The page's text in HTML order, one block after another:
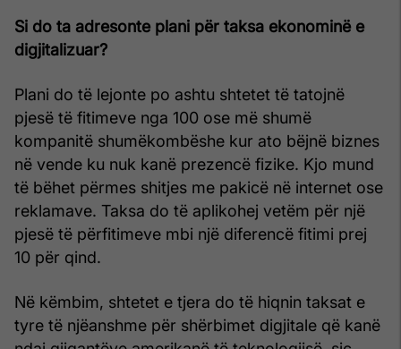
Si do ta adresonte plani për taksa ekonominë e
digjitalizuar?
Plani do të lejonte po ashtu shtetet të tatojnë
pjesë të fitimeve nga 100 ose më shumë
kompanitë shumëkombëshe kur ato bëjnë biznes
në vende ku nuk kanë prezencë fizike. Kjo mund
të bëhet përmes shitjes me pakicë në internet ose
reklamave. Taksa do të aplikohej vetëm për një
pjesë të përfitimeve mbi një diferencë fitimi prej
10 për qind.
Në këmbim, shtetet e tjera do të hiqnin taksat e
tyre të njëanshme për shërbimet digjitale që kanë